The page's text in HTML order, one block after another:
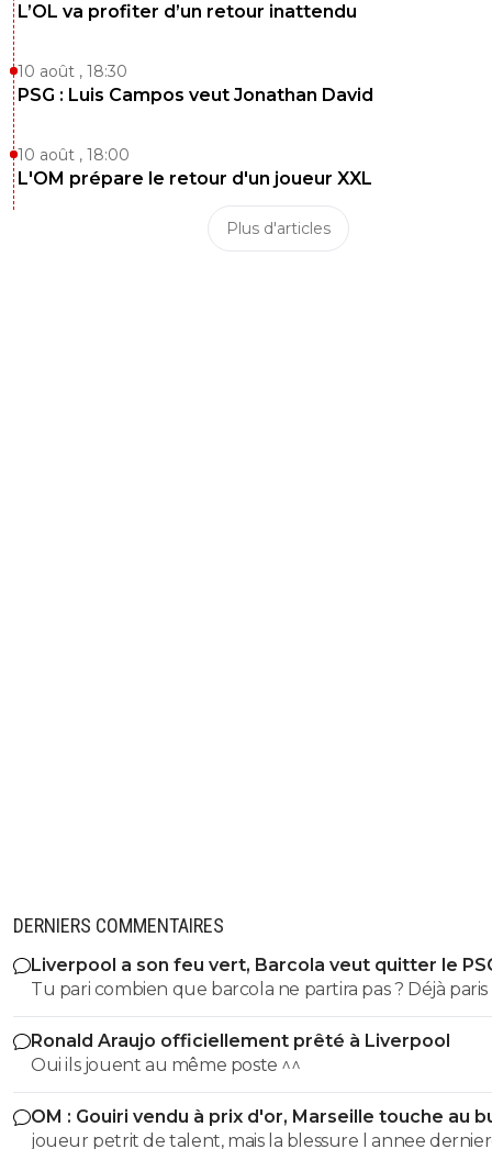
L’OL va profiter d’un retour inattendu
10 août , 18:30
PSG : Luis Campos veut Jonathan David
10 août , 18:00
L'OM prépare le retour d'un joueur XXL
Plus d'articles
DERNIERS COMMENTAIRES
Liverpool a son feu vert, Barcola veut quitter le
Tu pari combien que barcola ne partira pas ? Déjà
pas vendeur c'est pour cette raison qu'il on mis un prix
inaccessible
Ronald Araujo officiellement prêté à Liverpool
Oui ils jouent au même poste ^^
OM : Gouiri vendu à prix d'or, Marseille touche au
joueur petrit de talent, mais la blessure l annee